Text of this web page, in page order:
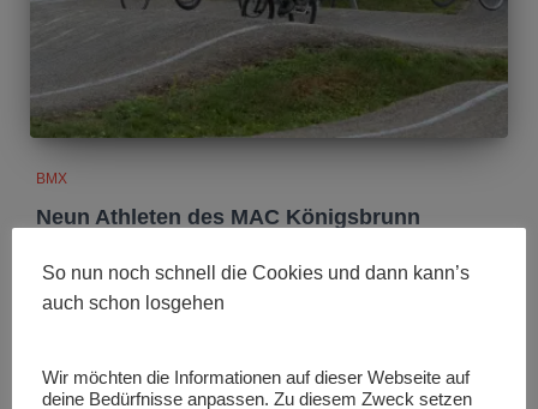
BMX
Neun Athleten des MAC Königsbrunn
Deutschland Cup
Ein spannendes Wochenende in Ahnatal (Hessen) liegt
des Vereins starteten bei der Deutschen BMX-Meisterschaft
2026 und dem Deutschland Cup – und brachten nicht nur
So nun noch schnell die Cookies und dann kann’s
auch schon losgehen
Wir möchten die Informationen auf dieser Webseite auf
deine Bedürfnisse anpassen. Zu diesem Zweck setzen